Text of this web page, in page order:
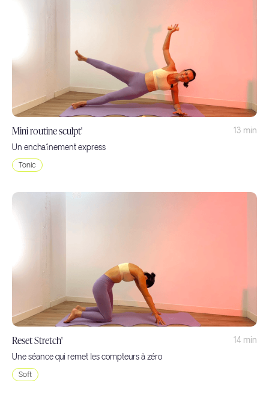
Mini routine sculpt'
13 min
Un enchaînement express
Tonic
Reset Stretch'
14 min
Une séance qui remet les compteurs à zéro
Soft